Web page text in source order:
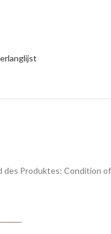
des Produktes: Condition of